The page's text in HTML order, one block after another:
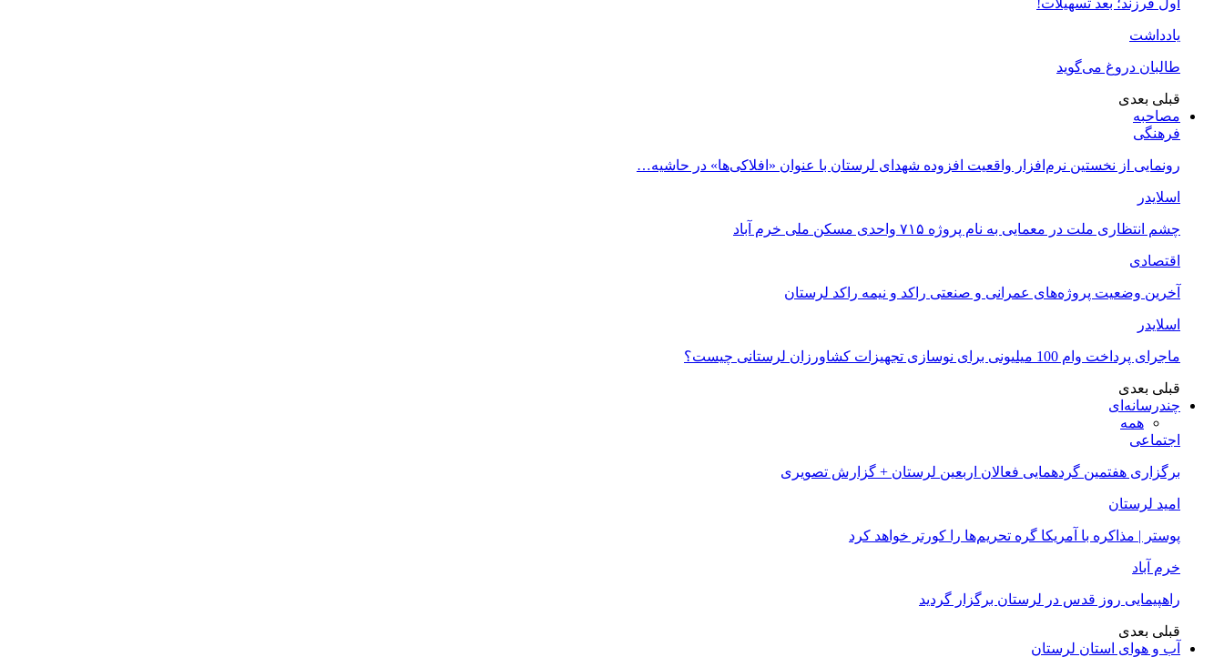
اول فرزند؛ بعد تسهیلات!
یادداشت
طالبان دروغ می‌گوید
قبلی بعدی
مصاحبه
فرهنگی
رونمایی از نخستین نرم‌افزار واقعیت افزوده شهدای لرستان با عنوان «افلاکی‌ها» در حاشیه…
اسلایدر
چشم انتظاری ملت در معمایی به نام پروژه ۷۱۵ واحدی مسکن ملی خرم آباد
اقتصادی
آخرین وضعیت پروژه‌های عمرانی و صنعتی راکد و نیمه راکد لرستان
اسلایدر
ماجرای پرداخت وام 100 میلیونی برای نوسازی تجهیزات کشاورزان لرستانی چیست؟
قبلی بعدی
چندرسانه‌ای
همه
اجتماعی
برگزاری هفتمین گردهمایی فعالان اربعین لرستان + گزارش تصویری
امید لرستان
پوستر | مذاکره با آمریکا گره تحریم‌ها را کورتر خواهد کرد
خرم آباد
راهپیمایی روز قدس در لرستان برگزار گردید
قبلی بعدی
آب و هوای استان لرستان